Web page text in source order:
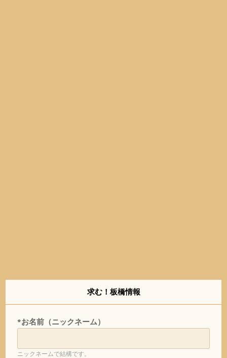
求む！板橋情報
*お名前（ニックネーム）
ニックネームで結構です。